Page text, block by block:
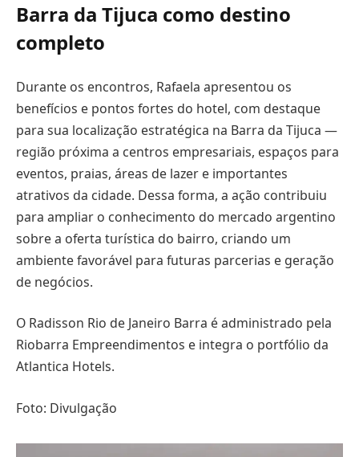
Barra da Tijuca como destino
completo
Durante os encontros, Rafaela apresentou os
benefícios e pontos fortes do hotel, com destaque
para sua localização estratégica na Barra da Tijuca —
região próxima a centros empresariais, espaços para
eventos, praias, áreas de lazer e importantes
atrativos da cidade. Dessa forma, a ação contribuiu
para ampliar o conhecimento do mercado argentino
sobre a oferta turística do bairro, criando um
ambiente favorável para futuras parcerias e geração
de negócios.
O Radisson Rio de Janeiro Barra é administrado pela
Riobarra Empreendimentos e integra o portfólio da
Atlantica Hotels.
Foto: Divulgação